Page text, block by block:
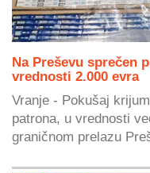
Na Preševu sprečen
vrednosti 2.000 evra
Vranje - Pokušaj
patrona, u vrednosti
graničnom prelazu